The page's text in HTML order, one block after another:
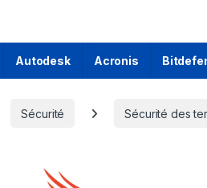
Autodesk Acronis
Sécurité Sécurité des